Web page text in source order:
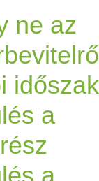
miatt
is
hiánya
ne az
időszak
a
a